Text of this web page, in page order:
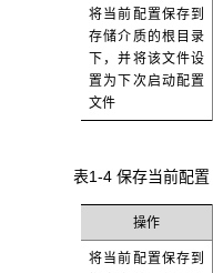
将当前配置保存到
存储介质的根目录
下，并将该文件设
置为下次启动配置
文件
表1-4 保存当前配置
操作
将当前配置保存到